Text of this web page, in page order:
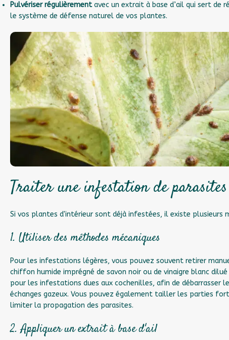
Pulvériser régulièrementavec un extrait à base d’ail qui sert de
le système de défense naturel de vos plantes.
Traiter une infestation de parasites
Si vos plantes d'intérieur sont déjà infestées, il existe plusieurs
1. Utiliser des méthodes mécaniques
Pour les infestations légères, vous pouvez souvent retirer
chiffon humide imprégné de savon noir ou de vinaigre blanc
pour les infestations dues aux cochenilles, afin de débarrasser
échanges gazeux. Vous pouvez également tailler les parties
limiter la propagation des parasites.
2. Appliquer un extrait à base d'ail